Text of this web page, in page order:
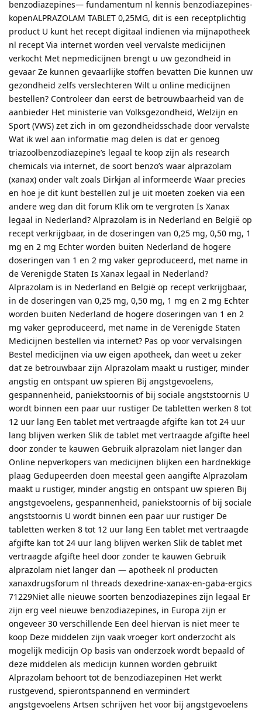
benzodiazepines— fundamentum nl kennis benzodiazepines-
kopenALPRAZOLAM TABLET 0,25MG, dit is een receptplichtig
product U kunt het recept digitaal indienen via mijnapotheek
nl recept Via internet worden veel vervalste medicijnen
verkocht Met nepmedicijnen brengt u uw gezondheid in
gevaar Ze kunnen gevaarlijke stoffen bevatten Die kunnen uw
gezondheid zelfs verslechteren Wilt u online medicijnen
bestellen? Controleer dan eerst de betrouwbaarheid van de
aanbieder Het ministerie van Volksgezondheid, Welzijn en
Sport (VWS) zet zich in om gezondheidsschade door vervalste
Wat ik wel aan informatie mag delen is dat er genoeg
triazoolbenzodiazepine’s legaal te koop zijn als research
chemicals via internet, de soort benzo’s waar alprazolam
(xanax) onder valt zoals Dirkjan al informeerde Waar precies
en hoe je dit kunt bestellen zul je uit moeten zoeken via een
andere weg dan dit forum Klik om te vergroten Is Xanax
legaal in Nederland? Alprazolam is in Nederland en België op
recept verkrijgbaar, in de doseringen van 0,25 mg, 0,50 mg, 1
mg en 2 mg Echter worden buiten Nederland de hogere
doseringen van 1 en 2 mg vaker geproduceerd, met name in
de Verenigde Staten Is Xanax legaal in Nederland?
Alprazolam is in Nederland en België op recept verkrijgbaar,
in de doseringen van 0,25 mg, 0,50 mg, 1 mg en 2 mg Echter
worden buiten Nederland de hogere doseringen van 1 en 2
mg vaker geproduceerd, met name in de Verenigde Staten
Medicijnen bestellen via internet? Pas op voor vervalsingen
Bestel medicijnen via uw eigen apotheek, dan weet u zeker
dat ze betrouwbaar zijn Alprazolam maakt u rustiger, minder
angstig en ontspant uw spieren Bij angstgevoelens,
gespannenheid, paniekstoornis of bij sociale angststoornis U
wordt binnen een paar uur rustiger De tabletten werken 8 tot
12 uur lang Een tablet met vertraagde afgifte kan tot 24 uur
lang blijven werken Slik de tablet met vertraagde afgifte heel
door zonder te kauwen Gebruik alprazolam niet langer dan
Online nepverkopers van medicijnen blijken een hardnekkige
plaag Gedupeerden doen meestal geen aangifte Alprazolam
maakt u rustiger, minder angstig en ontspant uw spieren Bij
angstgevoelens, gespannenheid, paniekstoornis of bij sociale
angststoornis U wordt binnen een paar uur rustiger De
tabletten werken 8 tot 12 uur lang Een tablet met vertraagde
afgifte kan tot 24 uur lang blijven werken Slik de tablet met
vertraagde afgifte heel door zonder te kauwen Gebruik
alprazolam niet langer dan — apotheek nl producten
xanaxdrugsforum nl threads dexedrine-xanax-en-gaba-ergics
71229Niet alle nieuwe soorten benzodiazepines zijn legaal Er
zijn erg veel nieuwe benzodiazepines, in Europa zijn er
ongeveer 30 verschillende Een deel hiervan is niet meer te
koop Deze middelen zijn vaak vroeger kort onderzocht als
mogelijk medicijn Op basis van onderzoek wordt bepaald of
deze middelen als medicijn kunnen worden gebruikt
Alprazolam behoort tot de benzodiazepinen Het werkt
rustgevend, spierontspannend en vermindert
angstgevoelens Artsen schrijven het voor bij angstgevoelens